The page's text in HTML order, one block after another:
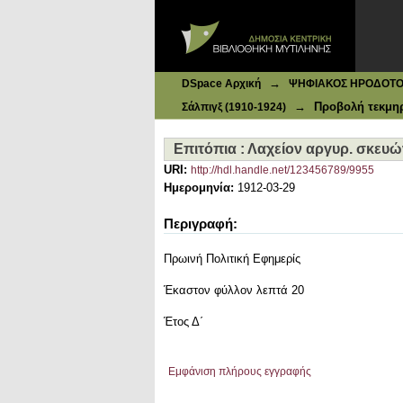
DSpace Αρχική → ΨΗΦΙΑΚΟΣ ΗΡΟΔΟΤΟΣ:
Σάλπιγξ (1910-1924)
→ Προβολή
Επιτόπια : Λαχείον αργυρ.
URI: http://hdl.handle.net/123456789/9955
Ημερομηνία: 1912-03-29
Περιγραφή:
Πρωινή Πολιτική Εφημερίς
Έκαστον φύλλον λεπτά 20
Έτος Δ΄
Εμφάνιση πλήρους εγγραφής